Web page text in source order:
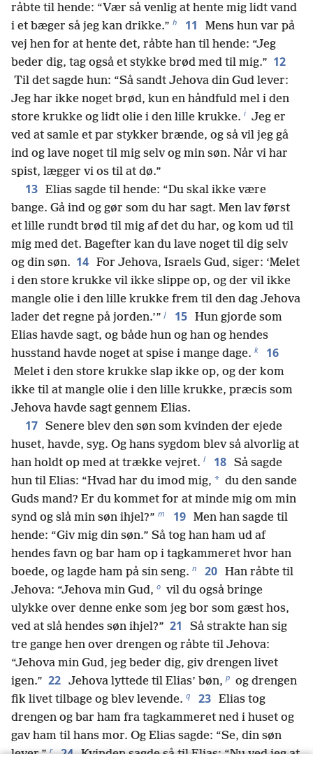
råbte til hende: “Vær så venlig at hente mig lidt vand
i et bæger så jeg kan drikke.” h 11
Mens hun var på
vej hen for at hente det, råbte han til hende: “Jeg
beder dig, tag også et stykke brød med til mig.” 12
Til det sagde hun: “Så sandt Jehova din Gud lever:
Jeg har ikke noget brød, kun en håndfuld mel i den
store krukke og lidt olie i den lille krukke. i Jeg er
ved at samle et par stykker brænde, og så vil jeg gå
ind og lave noget til mig selv og min søn. Når vi har
spist, lægger vi os til at dø.”
13 Elias sagde til hende: “Du skal ikke være
bange. Gå ind og gør som du har sagt. Men lav først
et lille rundt brød til mig af det du har, og kom ud til
mig med det. Bagefter kan du lave noget til dig selv
og din søn. 14 For Jehova, Israels Gud, siger: ‘Melet
i den store krukke vil ikke slippe op, og der vil ikke
mangle olie i den lille krukke frem til den dag Jehova
lader det regne på jorden.’” j 15 Hun gjorde som
Elias havde sagt, og både hun og han og hendes
husstand havde noget at spise i mange dage. k 16
Melet i den store krukke slap ikke op, og der kom
ikke til at mangle olie i den lille krukke, præcis som
Jehova havde sagt gennem Elias.
17 Senere blev den søn som kvinden der ejede
huset, havde, syg. Og hans sygdom blev så alvorlig at
han holdt op med at trække vejret. l 18 Så sagde
hun til Elias: “Hvad har du imod mig, * du den sande
Guds mand? Er du kommet for at minde mig om min
synd og slå min søn ihjel?” m 19 Men han sagde til
hende: “Giv mig din søn.” Så tog han ham ud af
hendes favn og bar ham op i tagkammeret hvor han
boede, og lagde ham på sin seng. n 20 Han råbte til
Jehova: “Jehova min Gud, o vil du også bringe
ulykke over denne enke som jeg bor som gæst hos,
ved at slå hendes søn ihjel?” 21
Så strakte han sig
tre gange hen over drengen og råbte til Jehova:
“Jehova min Gud, jeg beder dig, giv drengen livet
igen.” 22 Jehova lyttede til Elias’ bøn, p og drengen
fik livet tilbage og blev levende. q 23 Elias tog
drengen og bar ham fra tagkammeret ned i huset og
gav ham til hans mor. Og Elias sagde: “Se, din søn
lever.” r 24 Kvinden sagde så til Elias: “Nu ved jeg at